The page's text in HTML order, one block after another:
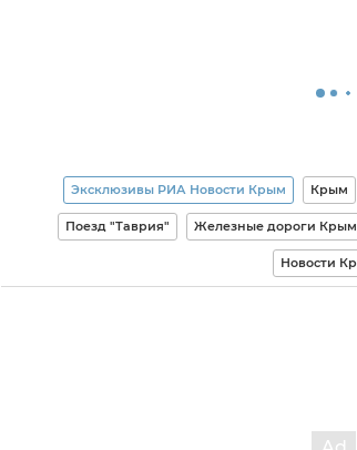
Эксклюзивы РИА Новости Крым Крым
Поезд "Таврия" Железные дороги
Новости